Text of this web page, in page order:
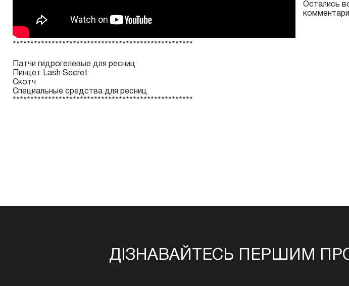
Остались
***************************************************
Патчи гидрогелевые для ресниц
Пинцет Lash Secret
Скотч
Специальные средства для ресниц
***************************************************
ДІЗНАВАЙТЕСЬ ПЕРШИМ